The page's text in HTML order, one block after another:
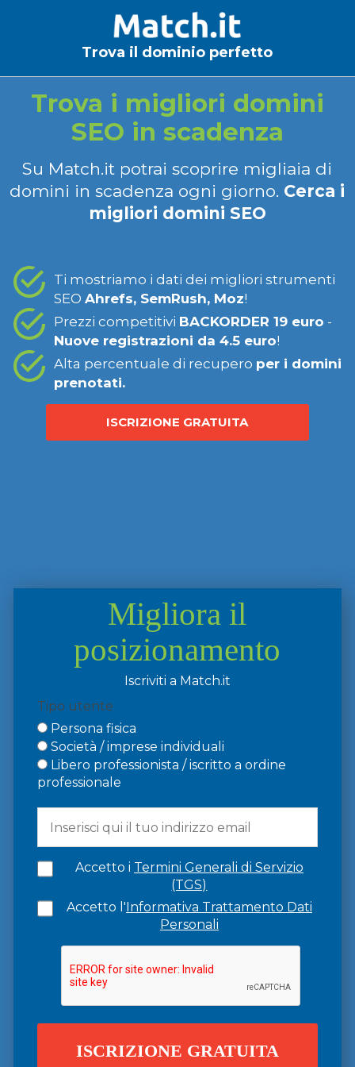
Trova il dominio perfetto
Trova i migliori domini
SEO in scadenza
Su Match.it potrai scoprire migliaia di
domini in scadenza ogni giorno. Cerca i
migliori domini SEO
Ti mostriamo i dati dei migliori strumenti
SEO Ahrefs, SemRush, Moz!
Prezzi competitivi BACKORDER 19 euro -
Nuove registrazioni da 4.5 euro!
Alta percentuale di recupero per i domini
prenotati.
ISCRIZIONE GRATUITA
Migliora il
posizionamento
Iscriviti a Match.it
Tipo utente
Persona fisica
Società / imprese individuali
Libero professionista / iscritto a ordine
professionale
Accetto i Termini Generali di Servizio
(TGS)
Accetto l'Informativa Trattamento Dati
Personali